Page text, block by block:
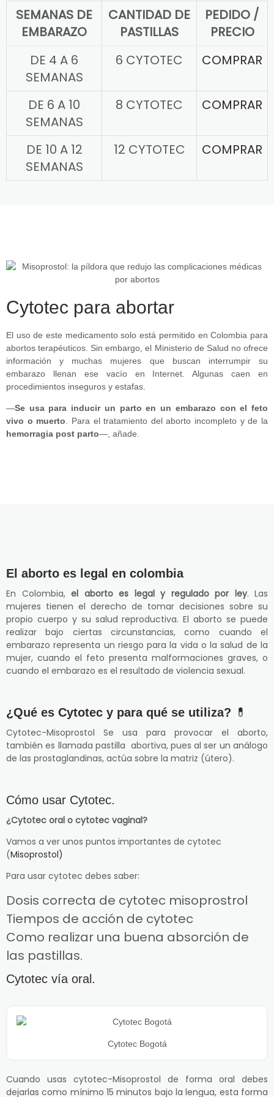
SEMANAS DE
EMBARAZO
CANTIDAD DE
PASTILLAS
PEDIDO /
PRECIO
DE 4 A 6
SEMANAS
6 CYTOTEC COMPRAR
DE 6 A 10
SEMANAS
8 CYTOTEC COMPRAR
DE 10 A 12
SEMANAS
12 CYTOTEC COMPRAR
Cytotec para abortar
El uso de este medicamento solo está permitido en Colombia para
abortos terapéuticos. Sin embargo, el Ministerio de Salud no ofrece
información y muchas mujeres que buscan interrumpir su
embarazo llenan ese vacío en Internet. Algunas caen en
procedimientos inseguros y estafas.
—Se usa para inducir un parto en un embarazo con el feto
vivo o muerto . Para el tratamiento del aborto incompleto y de la
hemorragia post parto—, añade.
El aborto es legal en colombia
En Colombia, el aborto es legal y regulado por ley. Las
mujeres tienen el derecho de tomar decisiones sobre su
propio cuerpo y su salud reproductiva. El aborto se puede
realizar bajo ciertas circunstancias, como cuando el
embarazo representa un riesgo para la vida o la salud de la
mujer, cuando el feto presenta malformaciones graves, o
cuando el embarazo es el resultado de violencia sexual.
¿Qué es Cytotec y para qué se utiliza? 💊
Cytotec-Misoprostol Se usa para provocar el aborto,
también es llamada pastilla abortiva, pues al ser un análogo
de las prostaglandinas, actúa sobre la matriz (útero).
Cómo usar Cytotec.
¿Cytotec oral o cytotec vaginal?
Vamos a ver unos puntos importantes de cytotec
(Misoprostol)
Para usar cytotec debes saber:
Dosis correcta de cytotec misoprostrol
Tiempos de acción de cytotec
Como realizar una buena absorción de
las pastillas.
Cytotec vía oral.
Cytotec Bogotá
Cuando usas cytotec-Misoprostol de forma oral debes
dejarlas como mínimo 15 minutos bajo la lengua, esta forma